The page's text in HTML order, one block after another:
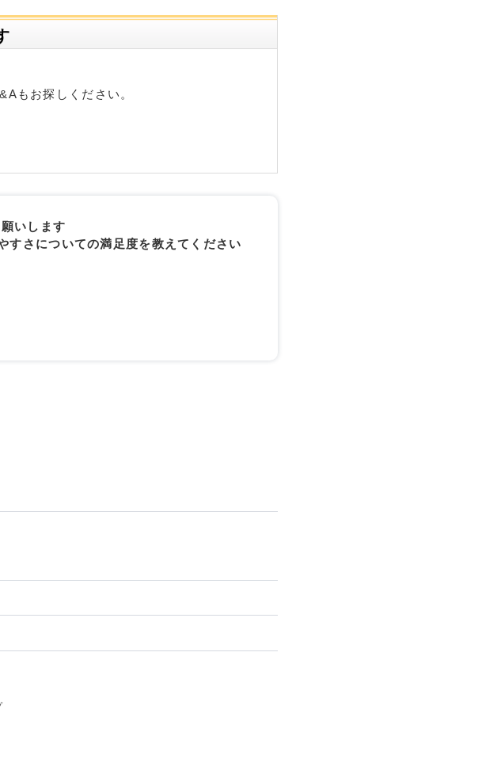
もお探しください。
いします
すさについての満足度を教えてください